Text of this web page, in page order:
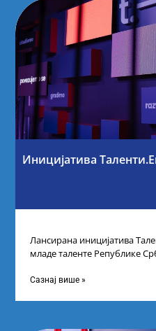
Иницијатива
Лансирана иницијатива
младе таленте Републике
догађају су се
Сазнај више »